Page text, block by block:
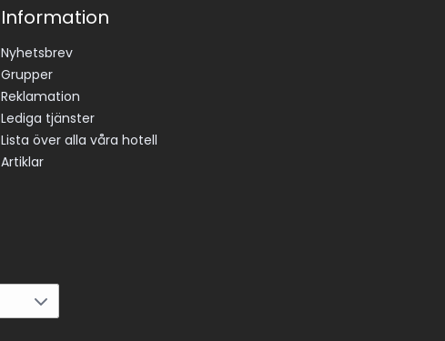
Information
Nyhetsbrev
Grupper
Reklamation
Lediga tjänster
Lista över alla våra hotell
Artiklar